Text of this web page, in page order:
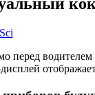
перед